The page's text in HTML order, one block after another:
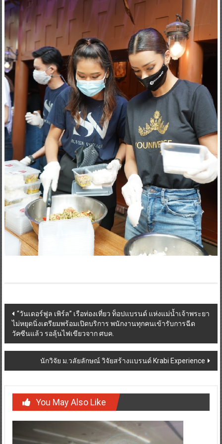
Post
navigation
“วันเดอร์ฟูล เพิร์ล” เรือท่องเที่ยว ท็อปแบรนด์ แห่งแม่น้ำเจ้าพระยา
ไม่หยุดนิ่งเตรียมพร้อมเปิดบริการ พนักงานทุกคนเข้ารับการฉีด
วัคซีนแล้ว รอลุ้นไฟเขียวจาก ศบค.
นักวิจัย ม.วลัยลักษณ์ วิจัยสร้างแบรนด์ Krabi Experience
You May Also Like